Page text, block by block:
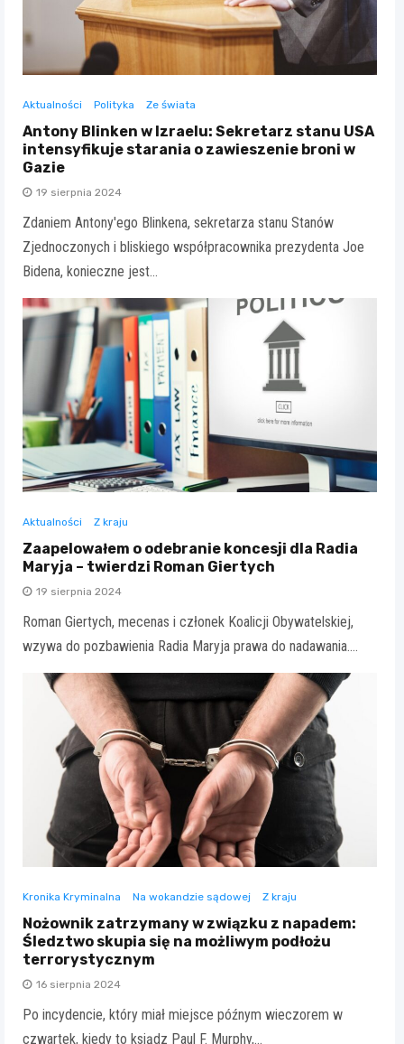
Aktualności Polityka Ze świata
Antony Blinken w Izraelu: Sekretarz stanu USA
intensyfikuje starania o zawieszenie broni w
Gazie
19 sierpnia 2024
Zdaniem Antony'ego Blinkena, sekretarza stanu Stanów
Zjednoczonych i bliskiego współpracownika prezydenta Joe
Bidena, konieczne jest…
Aktualności Z kraju
Zaapelowałem o odebranie koncesji dla Radia
Maryja – twierdzi Roman Giertych
19 sierpnia 2024
Roman Giertych, mecenas i członek Koalicji Obywatelskiej,
wzywa do pozbawienia Radia Maryja prawa do nadawania.…
Kronika Kryminalna Na wokandzie sądowej Z kraju
Nożownik zatrzymany w związku z napadem:
Śledztwo skupia się na możliwym podłożu
terrorystycznym
16 sierpnia 2024
Po incydencie, który miał miejsce późnym wieczorem w
czwartek, kiedy to ksiądz Paul F. Murphy,…